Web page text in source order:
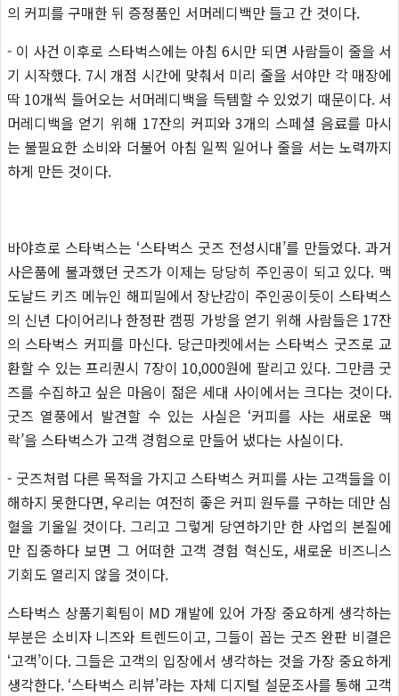
의 커피를 구매한 뒤 증정품인 서머레디백만 들고 간 것이다.
- 이 사건 이후로 스타벅스에는 아침 6시만 되면 사람들이 줄을 서
기 시작했다. 7시 개점 시간에 맞춰서 미리 줄을 서야만 각 매장에
딱 10개씩 들어오는 서머레디백을 득템할 수 있었기 때문이다. 서
머레디백을 얻기 위해 17잔의 커피와 3개의 스페셜 음료를 마시
는 불필요한 소비와 더불어 아침 일찍 일어나 줄을 서는 노력까지
하게 만든 것이다.
바야흐로 스타벅스는 ‘스타벅스 굿즈 전성시대’를 만들었다. 과거
사은품에 불과했던 굿즈가 이제는 당당히 주인공이 되고 있다. 맥
도날드 키즈 메뉴인 해피밀에서 장난감이 주인공이듯이 스타벅스
의 신년 다이어리나 한정판 캠핑 가방을 얻기 위해 사람들은 17잔
의 스타벅스 커피를 마신다. 당근마켓에서는 스타벅스 굿즈로 교
환할 수 있는 프리퀀시 7장이 10,000원에 팔리고 있다. 그만큼 굿
즈를 수집하고 싶은 마음이 젊은 세대 사이에서는 크다는 것이다.
굿즈 열풍에서 발견할 수 있는 사실은 ‘커피를 사는 새로운 맥
락’을 스타벅스가 고객 경험으로 만들어 냈다는 사실이다.
- 굿즈처럼 다른 목적을 가지고 스타벅스 커피를 사는 고객들을 이
해하지 못한다면, 우리는 여전히 좋은 커피 원두를 구하는 데만 심
혈을 기울일 것이다. 그리고 그렇게 당연하기만 한 사업의 본질에
만 집중하다 보면 그 어떠한 고객 경험 혁신도, 새로운 비즈니스
기회도 열리지 않을 것이다.
스타벅스 상품기획팀이 MD 개발에 있어 가장 중요하게 생각하는
부분은 소비자 니즈와 트렌드이고, 그들이 꼽는 굿즈 완판 비결은
‘고객’이다. 그들은 고객의 입장에서 생각하는 것을 가장 중요하게
생각한다. ‘스타벅스 리뷰’라는 자체 디지털 설문조사를 통해 고객